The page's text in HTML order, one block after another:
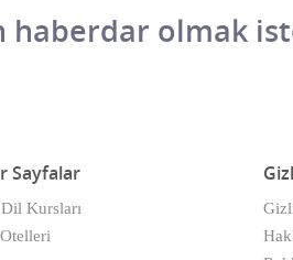
haberdar olmak
Sayfalar
Kursları